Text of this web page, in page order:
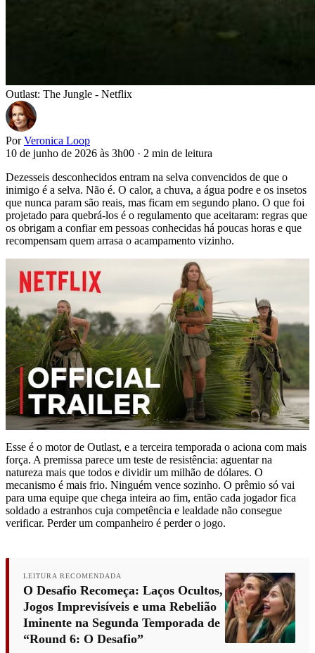
Outlast: The Jungle - Netflix
Por Veronica Loop
10 de junho de 2026 às 3h00 · 2 min de leitura
Dezesseis desconhecidos entram na selva convencidos de que o
inimigo é a selva. Não é. O calor, a chuva, a água podre e os insetos
que nunca param são reais, mas ficam em segundo plano. O que foi
projetado para quebrá-los é o regulamento que aceitaram: regras que
os obrigam a confiar em pessoas conhecidas há poucas horas e que
recompensam quem arrasa o acampamento vizinho.
Esse é o motor de Outlast, e a terceira temporada o aciona com mais
força. A premissa parece um teste de resistência: aguentar na
natureza mais que todos e dividir um milhão de dólares. O
mecanismo é mais frio. Ninguém vence sozinho. O prêmio só vai
para uma equipe que chega inteira ao fim, então cada jogador fica
soldado a estranhos cuja competência e lealdade não consegue
verificar. Perder um companheiro é perder o jogo.
LEITURA RECOMENDADA
O Desafio Recomeça: Laços Ocultos,
Jogos Imprevisíveis e uma Rebelião
Iminente na Segunda Temporada de
“Round 6: O Desafio”